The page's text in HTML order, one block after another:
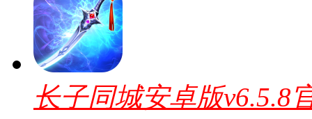
长子同城安卓版v6.5.8